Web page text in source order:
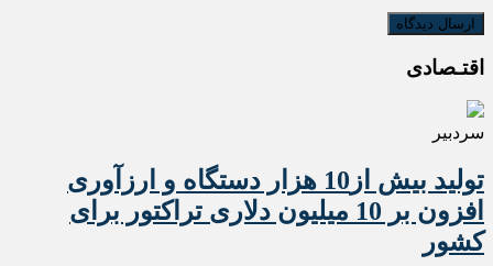
اقتـصادی
سردبیر
تولید بیش از10 هزار دستگاه و ارزآوری
افزون بر 10 میلیون دلاری تراکتور برای
کشور